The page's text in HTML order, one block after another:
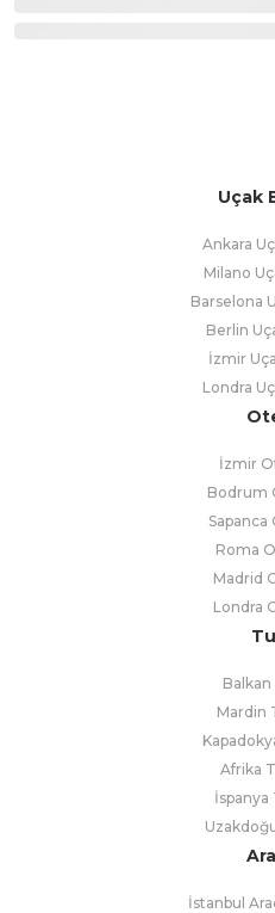
Uçak
Ankara
Milano
Barselona
Berlin
İzmir
Londra
İzmir
Bodrum
Sapanca
Roma
Madrid
Londra
Mardin
Afrika
İspanya
İstanbul